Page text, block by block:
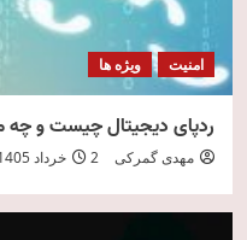
امنیت ویژه ها
ردپای دیجیتال چیست و چه
مهدی گمرکی 2 خرداد 1405